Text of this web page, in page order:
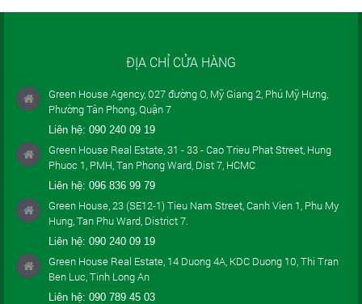
ĐỊA CHỈ CỬA HÀNG
Green House Agency, 027 đường O, Mỹ Giang 2, Phú Mỹ Hưng,
Phường Tân Phong, Quận 7
Liên hệ: 090 240 09 19
Green House Real Estate, 31 - 33 - Cao Trieu Phat Street, Hung
Phuoc 1, PMH, Tan Phong Ward, Dist 7, HCMC
Liên hệ: 096 836 99 79
Green House, 23 (SE12-1) Tieu Nam Street, Canh Vien 1, Phu My
Hung, Tan Phu Ward, District 7.
Liên hệ: 090 240 09 19
Green House Real Estate, 14 Duong 4A, KDC Duong 10, Thi Tran
Ben Luc, Tinh Long An
Liên hệ: 090 789 45 03